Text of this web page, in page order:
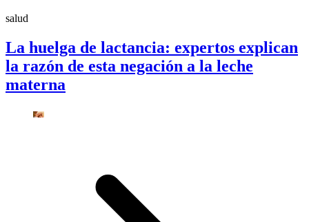
salud
La huelga de lactancia: expertos explican
la razón de esta negación a la leche
materna